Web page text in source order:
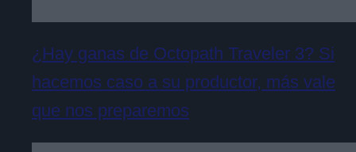
¿Hay ganas de Octopath Traveler 3? Si
hacemos caso a su productor, más vale
que nos preparemos